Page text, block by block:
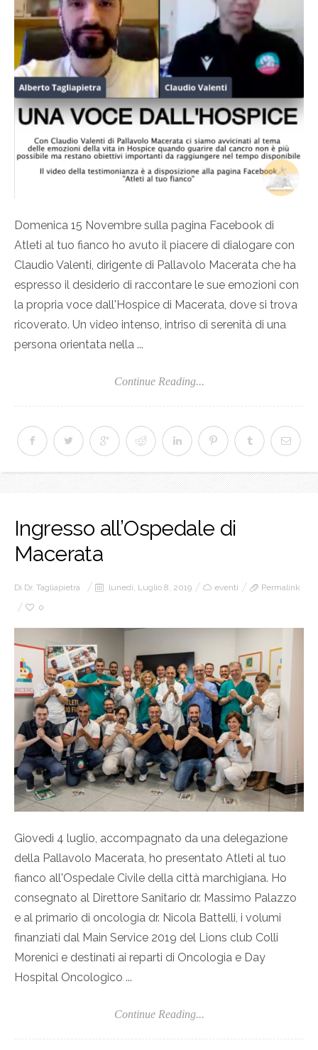
Domenica 15 Novembre sulla pagina Facebook di
Atleti al tuo fianco ho avuto il piacere di dialogare con
Claudio Valenti, dirigente di Pallavolo Macerata che ha
espresso il desiderio di raccontare le sue emozioni con
la propria voce dall'Hospice di Macerata, dove si trova
ricoverato. Un video intenso, intriso di serenità di una
persona orientata nella ...
Continue Reading...
Ingresso all’Ospedale di
Macerata
Di Dr. Tagliapietra lunedì, Luglio 8, 2019 eventi
Permalink
0
Giovedì 4 luglio, accompagnato da una delegazione
della Pallavolo Macerata, ho presentato Atleti al tuo
fianco all'Ospedale Civile della città marchigiana. Ho
consegnato al Direttore Sanitario dr. Massimo Palazzo
e al primario di oncologia dr. Nicola Battelli, i volumi
finanziati dal Main Service 2019 del Lions club Colli
Morenici e destinati ai reparti di Oncologia e Day
Hospital Oncologico ...
Continue Reading...